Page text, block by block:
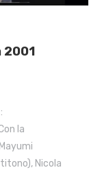
2001
la
Nicola